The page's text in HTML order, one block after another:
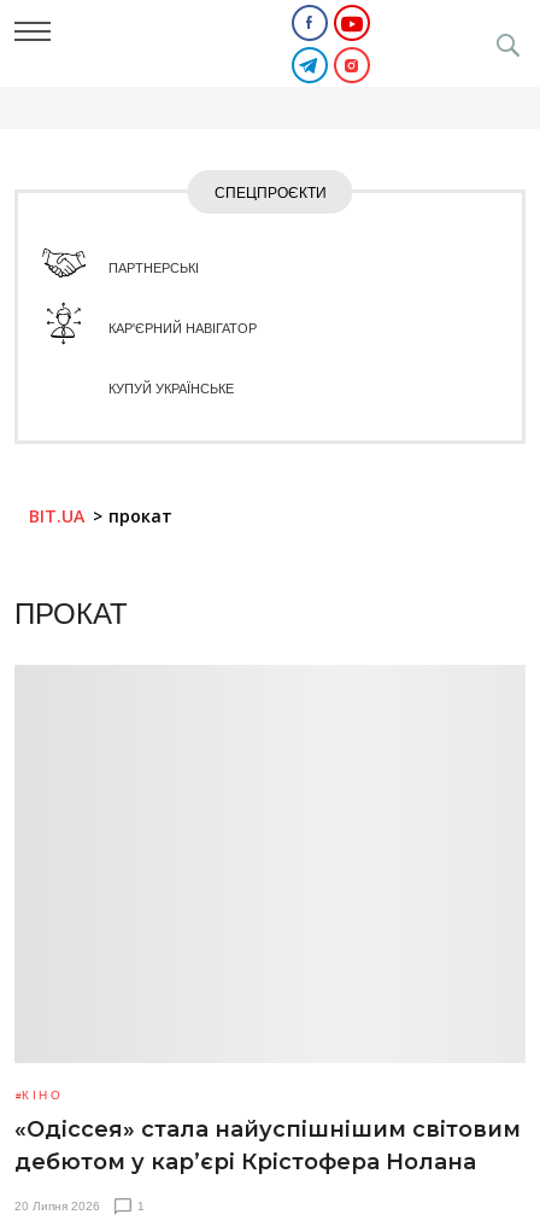
СПЕЦПРОЄКТИ
ПАРТНЕРСЬКІ
КАР'ЄРНИЙ НАВІГАТОР
КУПУЙ УКРАЇНСЬКЕ
BIT.UA прокат
ПРОКАТ
КІНО
«Одіссея» стала найуспішнішим світовим
дебютом у кар’єрі Крістофера Нолана
20 Липня 2026 1